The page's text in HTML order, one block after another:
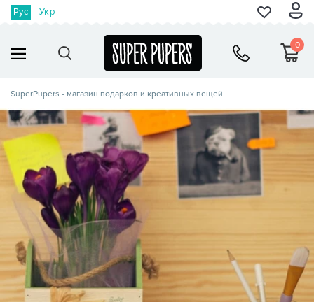
Рус Укр
0
SuperPupers - магазин подарков и креативных вещей